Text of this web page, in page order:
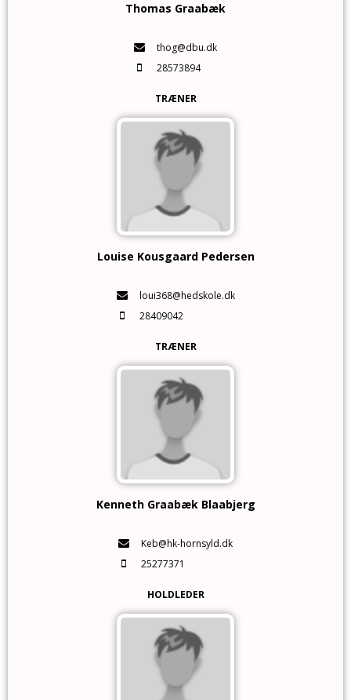
Thomas Graabæk
thog@dbu.dk
28573894
TRÆNER
Louise Kousgaard Pedersen
loui368@hedskole.dk
28409042
TRÆNER
Kenneth Graabæk Blaabjerg
Keb@hk-hornsyld.dk
25277371
HOLDLEDER